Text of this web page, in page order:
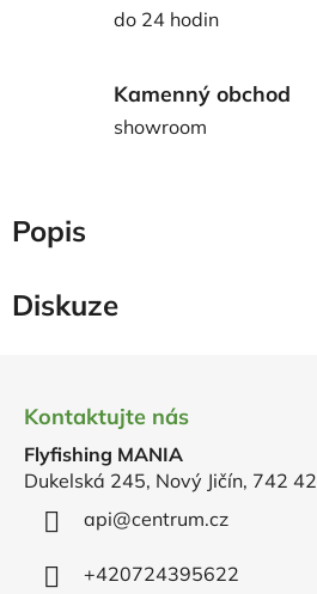
do 24 hodin
Kamenný obchod
showroom
Popis
Diskuze
Kontaktujte nás
Flyfishing MANIA
Dukelská 245, Nový Jičín, 742 42
api@centrum.cz
+420724395622